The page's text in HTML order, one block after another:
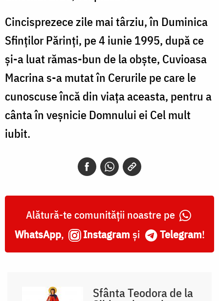
Cincisprezece zile mai târziu, în Duminica
Sfinţilor Părinţi, pe 4 iunie 1995, după ce
şi-a luat rămas-bun de la obşte, Cuvioasa
Macrina s-a mutat în Cerurile pe care le
cunoscuse încă din viaţa aceasta, pentru a
cânta în veşnicie Domnului ei Cel mult
iubit.
Alătură-te comunității noastre pe
WhatsApp, Instagram și Telegram!
Sfânta Teodora de la